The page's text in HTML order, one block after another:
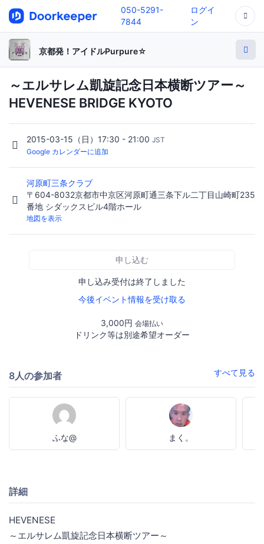
050-5291-
7844
ログイ
ン
京都発！アイドルPurpure☆
～エルサレム凱旋記念日本横断ツアー～
HEVENESE BRIDGE KYOTO
2015-03-15（日）17:30 - 21:00 JST
Google カレンダーに追加
河原町三条クラブ
〒604-8032京都市中京区河原町通三条下ル二丁目山崎町235
番地 シダックスビル4階ホール
地図を表示
申し込む
申し込み受付は終了しました
今後イベント情報を受け取る
3,000円 会場払い
ドリンク等は別途希望オーダー
8人の参加者 すべて見る
ふな@ まく。
詳細
HEVENESE
～エルサレム凱旋記念日本横断ツアー～